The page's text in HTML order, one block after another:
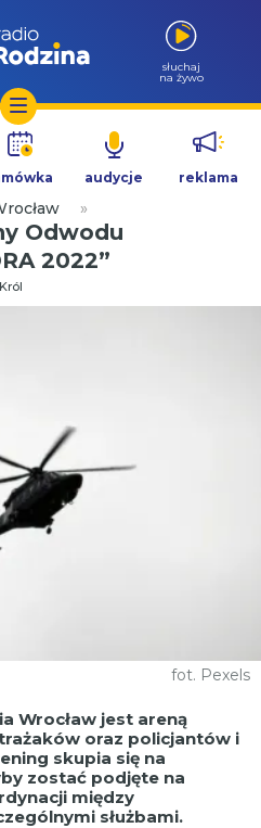
słuchaj
na żywo
audycje reklama
»
Odwodu
2022”
fot. Pexels
Wrocław jest areną
oraz policjantów i
skupia się na
zostać podjęte na
między
służbami.